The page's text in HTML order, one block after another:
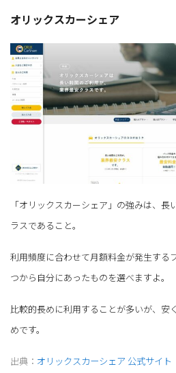
オリックスカーシェア
「オリックスカーシェア」の強みは、
ラスであること。
利用頻度に合わせて月額料金が発生する
つから自分にあったものを選べますよ。
比較的長めに利用することが多いが、安
めです。
出典： オリックスカーシェア 公式サイト